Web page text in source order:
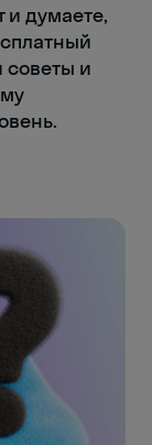
и думаете,
советы и